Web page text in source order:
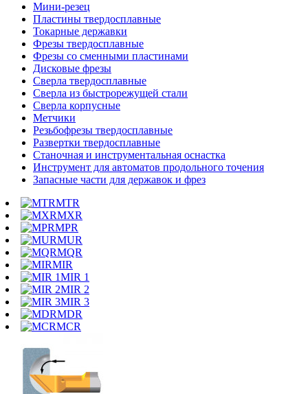
Мини-резец
Пластины твердосплавные
Токарные державки
Фрезы твердосплавные
Фрезы со сменными пластинами
Дисковые фрезы
Сверла твердосплавные
Сверла из быстрорежущей стали
Сверла корпусные
Метчики
Резьбофрезы твердосплавные
Развертки твердосплавные
Станочная и инструментальная оснастка
Инструмент для автоматов продольного точения
Запасные части для державок и фрез
MTR
MXR
MPR
MUR
MQR
MIR
MIR 1
MIR 2
MIR 3
MDR
MCR